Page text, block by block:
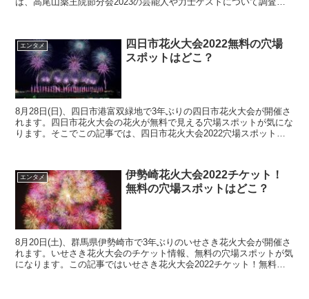
エンタメ
四日市花火大会2022無料の穴場
スポットはどこ？
8月28日(日)、四日市港富双緑地で3年ぶりの四日市花火大会が開催さ
れます。四日市花火大会の花火が無料で見える穴場スポットが気にな
ります。そこでこの記事では、四日市花火大会2022穴場スポットに
エンタメ
伊勢崎花火大会2022チケット！
無料の穴場スポットはどこ？
8月20日(土)、群馬県伊勢崎市で3年ぶりのいせさき花火大会が開催さ
れます。いせさき花火大会のチケット情報、無料の穴場スポットが気
になります。この記事ではいせさき花火大会2022チケット！無料の